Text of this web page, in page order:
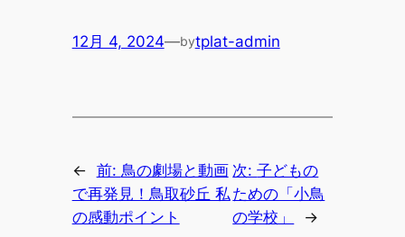
12月 4, 2024—bytplat-admin
← 前: 鳥の劇場と動画
で再発見！鳥取砂丘 私
の感動ポイント
次:子どもの
ための「小鳥
の学校」
→